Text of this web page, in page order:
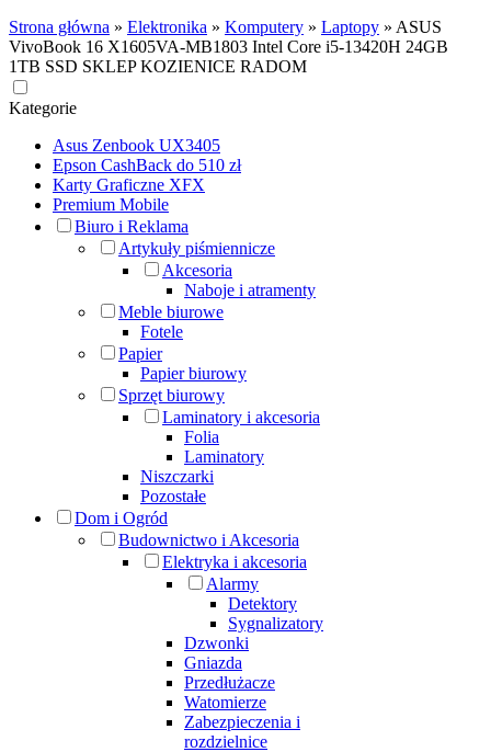
Strona główna » Elektronika » Komputery » Laptopy » ASUS
VivoBook 16 X1605VA-MB1803 Intel Core i5-13420H 24GB
1TB SSD SKLEP KOZIENICE RADOM
Kategorie
Asus Zenbook UX3405
Epson CashBack do 510 zł
Karty Graficzne XFX
Premium Mobile
Biuro i Reklama
Artykuły piśmiennicze
Akcesoria
Naboje i atramenty
Meble biurowe
Fotele
Papier
Papier biurowy
Sprzęt biurowy
Laminatory i akcesoria
Folia
Laminatory
Niszczarki
Pozostałe
Dom i Ogród
Budownictwo i Akcesoria
Elektryka i akcesoria
Alarmy
Detektory
Sygnalizatory
Dzwonki
Gniazda
Przedłużacze
Watomierze
Zabezpieczenia i
rozdzielnice